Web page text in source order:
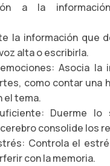
a la
la información que
alta o escribirla.
Asocia la
como contar una
el tema.
Duerme lo
consolide los
Controla el
con la memoria.